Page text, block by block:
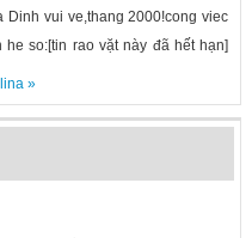
Dinh vui ve,thang 2000!cong viec
so:[tin rao vặt này đã hết hạn]
»